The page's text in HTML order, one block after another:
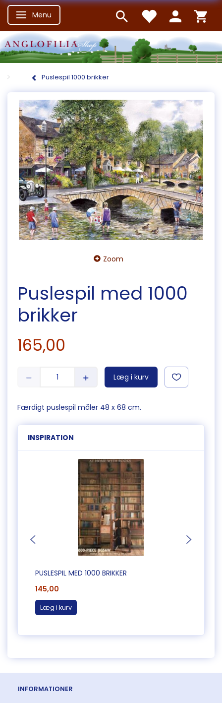
Skifte navigation
Menu
Puslespil 1000 brikker
Zoom
Puslespil med 1000
brikker
165,00
Læg i kurv
Færdigt puslespil måler 48 x 68 cm.
INSPIRATION
PUSLESPIL MED 1000 BRIKKER
145,00
Læg i kurv
INFORMATIONER